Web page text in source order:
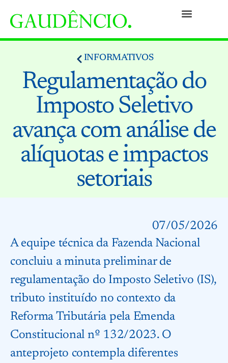
INFORMATIVOS
Regulamentação do
Imposto Seletivo
avança com análise de
alíquotas e impactos
setoriais
07/05/2026
A equipe técnica da Fazenda Nacional
concluiu a minuta preliminar de
regulamentação do Imposto Seletivo (IS),
tributo instituído no contexto da
Reforma Tributária pela Emenda
Constitucional nº 132/2023. O
anteprojeto contempla diferentes